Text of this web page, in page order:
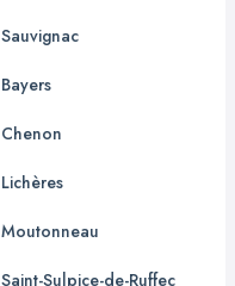
Sauvignac
Bayers
Chenon
Lichères
Moutonneau
Saint-Sulpice-de-Ruffec